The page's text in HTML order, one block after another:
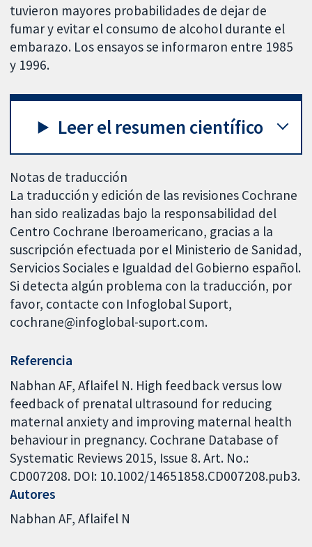
tuvieron mayores probabilidades de dejar de
fumar y evitar el consumo de alcohol durante el
embarazo. Los ensayos se informaron entre 1985
y 1996.
Leer el resumen científico
Notas de traducción
La traducción y edición de las revisiones Cochrane
han sido realizadas bajo la responsabilidad del
Centro Cochrane Iberoamericano, gracias a la
suscripción efectuada por el Ministerio de Sanidad,
Servicios Sociales e Igualdad del Gobierno español.
Si detecta algún problema con la traducción, por
favor, contacte con Infoglobal Suport,
cochrane@infoglobal-suport.com.
Referencia
Nabhan AF, Aflaifel N. High feedback versus low
feedback of prenatal ultrasound for reducing
maternal anxiety and improving maternal health
behaviour in pregnancy. Cochrane Database of
Systematic Reviews 2015, Issue 8. Art. No.:
CD007208. DOI: 10.1002/14651858.CD007208.pub3.
Autores
Nabhan AF Aflaifel N